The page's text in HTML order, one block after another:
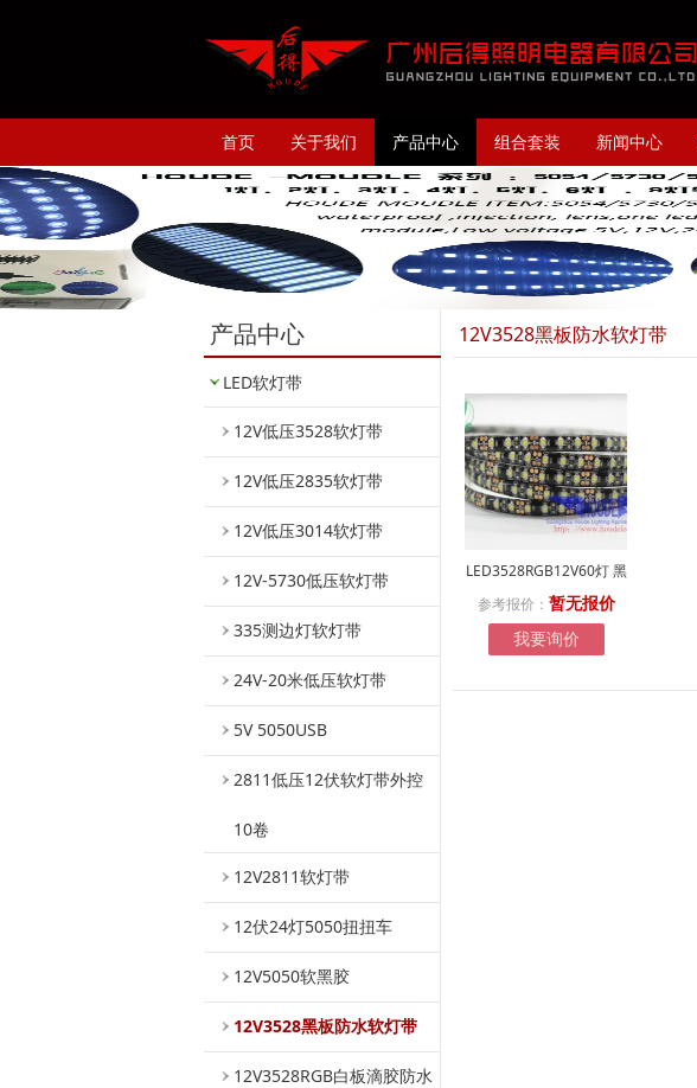
首页 关于我们 产品中心 组合套装 新闻中心
产品中心
LED软灯带
12V低压3528软灯带
12V低压2835软灯带
12V低压3014软灯带
12V-5730低压软灯带
335测边灯软灯带
24V-20米低压软灯带
5V 5050USB
2811低压12伏软灯带外控
10卷
12V2811软灯带
12伏24灯5050扭扭车
12V5050软黑胶
12V3528黑板防水软灯带
12V3528RGB白板滴胶防水
12V3528黑板防水软灯带
LED3528RGB12V60灯 黑
参考报价： 暂无报价
我要询价